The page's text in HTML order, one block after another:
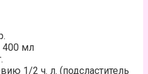
400 мл
1/2 ч. л. (подсластитель